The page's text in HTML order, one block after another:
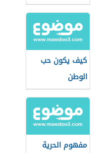
كيف يكون حب
الوطن
مفهوم الحرية